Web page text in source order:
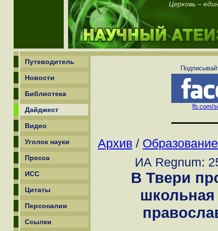
Церковь –
Путеводитель
Новости
Библиотека
Дайджест
Видео
Уголок науки
Пресса
ИСС
Цитаты
Персоналии
Ссылки
fb.com/
Архив / Образование
ИА Regnum:
В Твери